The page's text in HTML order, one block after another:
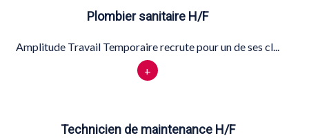
Plombier sanitaire H/F
Amplitude Travail Temporaire recrute pour un de ses cl...
+
Technicien de maintenance H/F